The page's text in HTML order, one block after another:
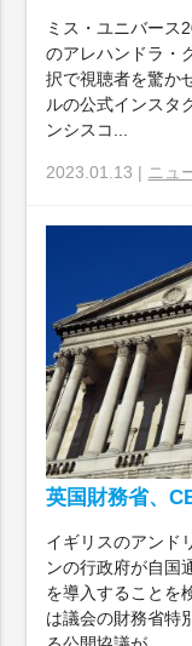
ミス・ユニバース
のアレハンドラ・
択で視聴者を驚か
ルの公式インスタ
ンシスコ...
2023.01.13 | ニュ
英国財務省、
イギリスのアンド
ンの行政府が自国
を導入することを
は議会の財務省特